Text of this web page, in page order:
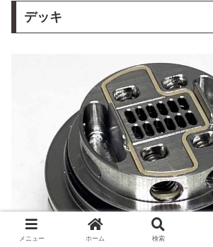
デッキ
メニュー ホーム 検索